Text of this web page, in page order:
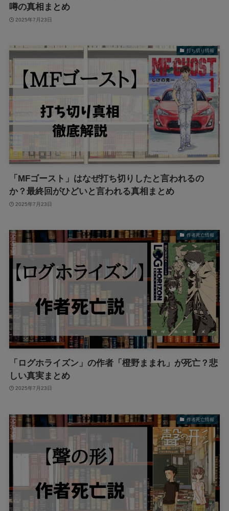
噂の真相まとめ
2025年7月23日
打ち切り情報
「MFゴースト」はなぜ打ち切りしたと言われるの
か？最終回がひどいと言われる真相まとめ
2025年7月23日
作者死亡情報
「ログホライズン」の作者「橙野ままれ」が死亡？悲
しい真実まとめ
2025年7月23日
作者死亡情報